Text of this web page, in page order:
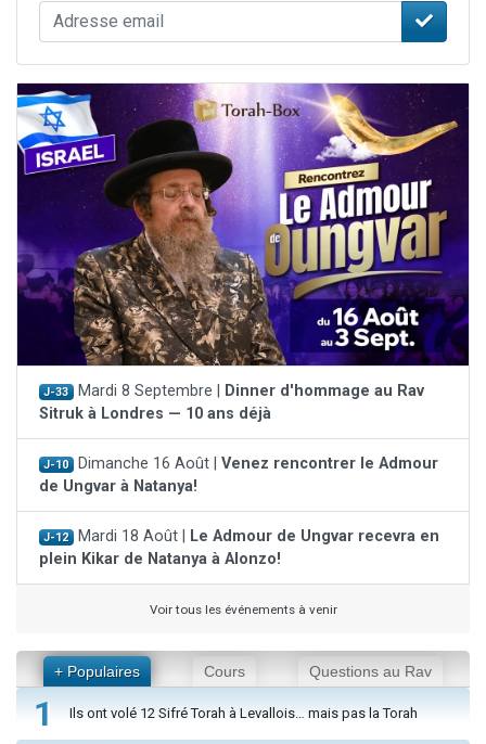
J-33 Mardi 8 Septembre |
Dinner d'hommage au Rav
Sitruk à Londres — 10 ans déjà
J-10 Dimanche 16 Août | Venez rencontrer le Admour
de Ungvar à Natanya!
J-12 Mardi 18 Août |
Le Admour de Ungvar recevra en
plein Kikar de Natanya à Alonzo!
Voir tous les événements à venir
+ Populaires Cours Questions au Rav
1 Ils ont volé 12 Sifré Torah à Levallois… mais pas la Torah